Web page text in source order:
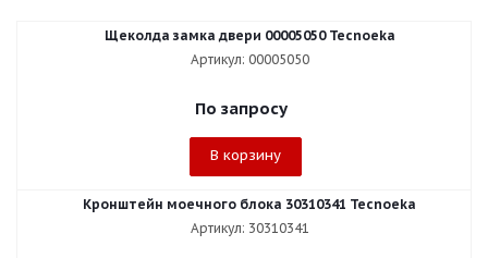
Щеколда замка двери 00005050 Tecnoeka
Артикул: 00005050
По запросу
В корзину
Кронштейн моечного блока 30310341 Tecnoeka
Артикул: 30310341